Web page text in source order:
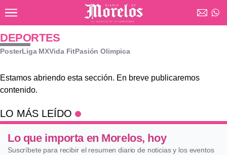
Diario de Morelos
DEPORTES
PosterLiga MXVida FitPasión Olimpica
Estamos abriendo esta sección. En breve publicaremos
contenido.
LO MÁS LEÍDO
Lo que importa en Morelos, hoy
Suscríbete para recibir el resumen diario de noticias y los eventos